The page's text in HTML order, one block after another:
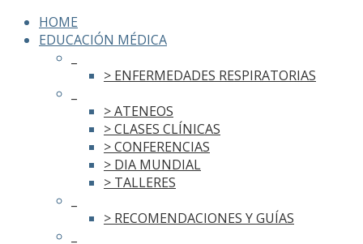
HOME
EDUCACIÓN MÉDICA
> ENFERMEDADES RESPIRATORIAS
> ATENEOS
> CLASES CLÍNICAS
> CONFERENCIAS
> DIA MUNDIAL
> TALLERES
> RECOMENDACIONES Y GUÍAS